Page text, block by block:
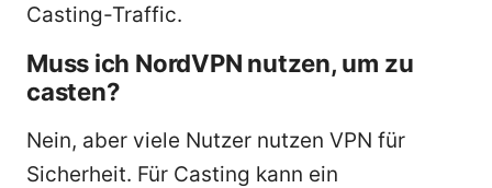
Casting-Traffic.
Muss ich NordVPN nutzen, um zu
casten?
Nein, aber viele Nutzer nutzen VPN für
Sicherheit. Für Casting kann ein